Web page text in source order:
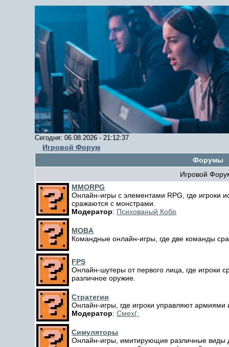
Сегодня: 06.08.2026 - 21:12:37
Игровой Форум
Форумы
Игровой
MMORPG
Онлайн-игры с элементами RPG, где игроки
сражаются с монстрами.
Модератор: Психованый Кобр
MOBA
Командные онлайн-игры, где две команды
FPS
Онлайн-шутеры от первого лица, где игроки
различное оружие.
Стратегии
Онлайн-игры, где игроки управляют
Модератор:Смех(:
Симуляторы
Онлайн-игры, имитирующие различные виды